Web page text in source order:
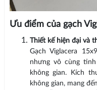
Ưu điểm của gạch
Thiết kế hiện đại và
Gạch Viglacera
nhưng vô cùng
không gian. Kích
không gian, mang